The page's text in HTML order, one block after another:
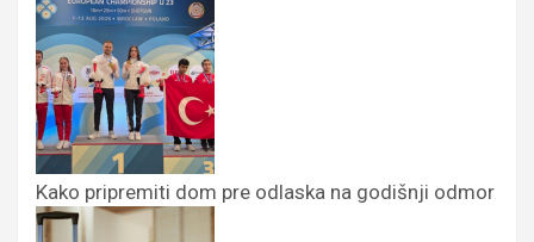
Kako pripremiti dom pre odlaska na godišnji odmor